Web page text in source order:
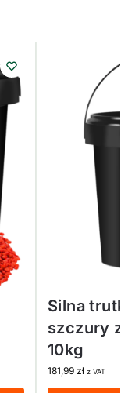
Silna
szczury
10kg
181,99 zł z VAT